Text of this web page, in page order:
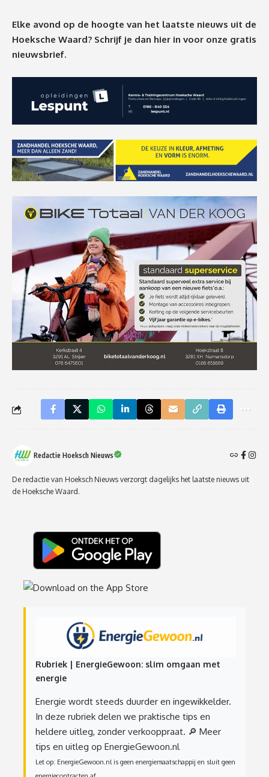
Elke avond op de hoogte van het laatste nieuws uit de
Hoeksche Waard? Schrijf je dan hier in voor onze gratis
nieuwsbrief.
Redactie Hoeksch Nieuws
De redactie van Hoeksch Nieuws verzorgt dagelijks het laatste nieuws uit
de Hoeksche Waard.
Rubriek | EnergieGewoon: slim omgaan met
energie
Energie wordt steeds duurder en ingewikkelder.
In deze rubriek delen we praktische tips en
heldere uitleg, zonder verkooppraat. 🔎 Meer
tips en uitleg op EnergieGewoon.nl
Let op: EnergieGewoon.nl is geen energiemaatschappij en sluit geen